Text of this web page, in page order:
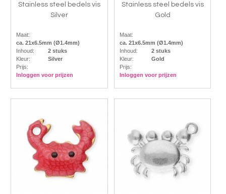
Stainless steel bedels vis
Silver
Maat:
ca. 21x6.5mm (Ø1.4mm)
Inhoud:
2 stuks
Kleur:
Silver
Prijs:
Inloggen voor prijzen
Stainless steel bedels vis
Gold
Maat:
ca. 21x6.5mm (Ø1.4mm)
Inhoud:
2 stuks
Kleur:
Gold
Prijs:
Inloggen voor prijzen